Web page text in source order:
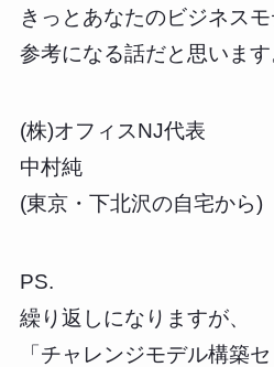
きっとあなたのビジネス
参考になる話だと思います
(株)オフィスNJ代表
中村純
(東京・下北沢の自宅から)
PS.
繰り返しになりますが、
「チャレンジモデル構築セ